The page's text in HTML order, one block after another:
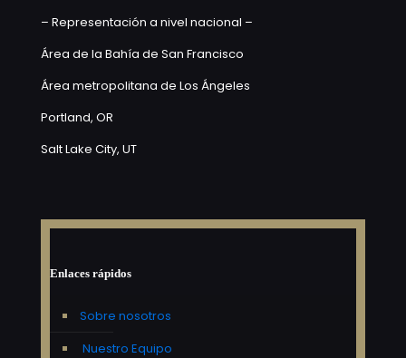
– Representación a nivel nacional –
Área de la Bahía de San Francisco
Área metropolitana de Los Ángeles
Portland, OR
Salt Lake City, UT
Enlaces rápidos
Sobre nosotros
Nuestro Equipo